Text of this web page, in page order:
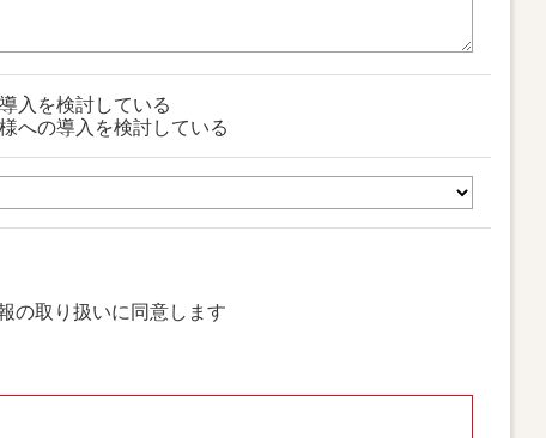
入を検討している
への導入を検討している
の取り扱いに同意します